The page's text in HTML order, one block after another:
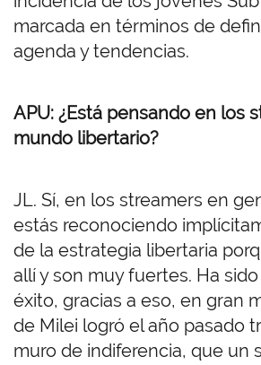
marcada en términos de
agenda y tendencias.
APU: ¿Está pensando en los
mundo libertario?
JL. Sí, en los streamers en
estás reconociendo
de la estrategia libertaria
allí y son muy fuertes. Ha
éxito, gracias a eso, en gran
de Milei logró el año pasado
muro de indiferencia, que un